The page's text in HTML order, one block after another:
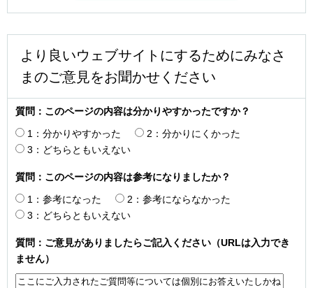
より良いウェブサイトにするためにみなさ
まのご意見をお聞かせください
質問：このページの内容は分かりやすかったですか？
1：分かりやすかった
2：分かりにくかった
3：どちらともいえない
質問：このページの内容は参考になりましたか？
1：参考になった
2：参考にならなかった
3：どちらともいえない
質問：ご意見がありましたらご記入ください（URLは入力でき
ません）